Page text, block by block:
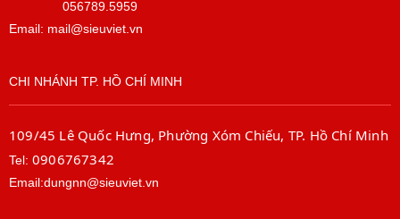
056789.5959
Email: mail@sieuviet.vn
CHI NHÁNH TP. HỒ CHÍ MINH
109/45 Lê Quốc Hưng, Phường Xóm Chiếu, TP. Hồ Chí Minh
Tel: 0906767342
Email:dungnn@sieuviet.vn